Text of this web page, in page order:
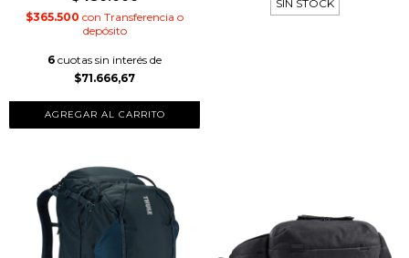
$365.500 con Transferencia o
depósito
6 cuotas sin interés de
$71.666,67
SIN STOCK